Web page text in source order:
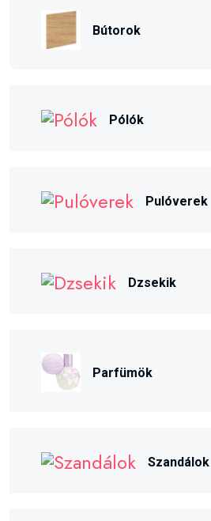
Bútorok
Pólók
Pulóverek
Dzsekik
Parfümök
Szandálok